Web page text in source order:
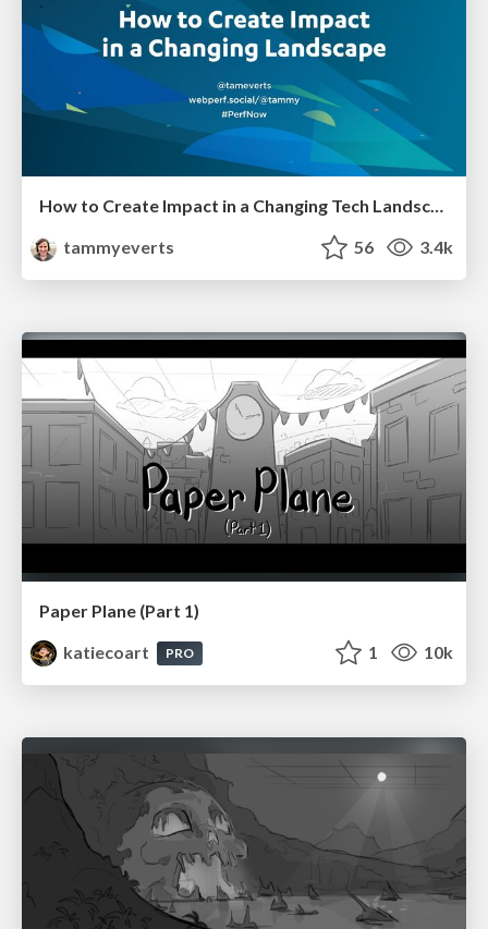
How to Create Impact in a Changing Tech Landscape [PerfNow 2023]
tammyeverts
56 3.4k
Paper Plane (Part 1)
katiecoart
PRO 1 10k